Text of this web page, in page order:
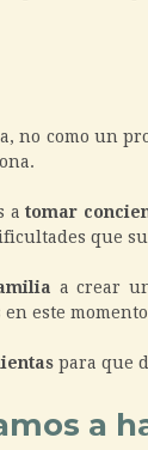
no como un
atomar
que
a crear
en este
para que
a